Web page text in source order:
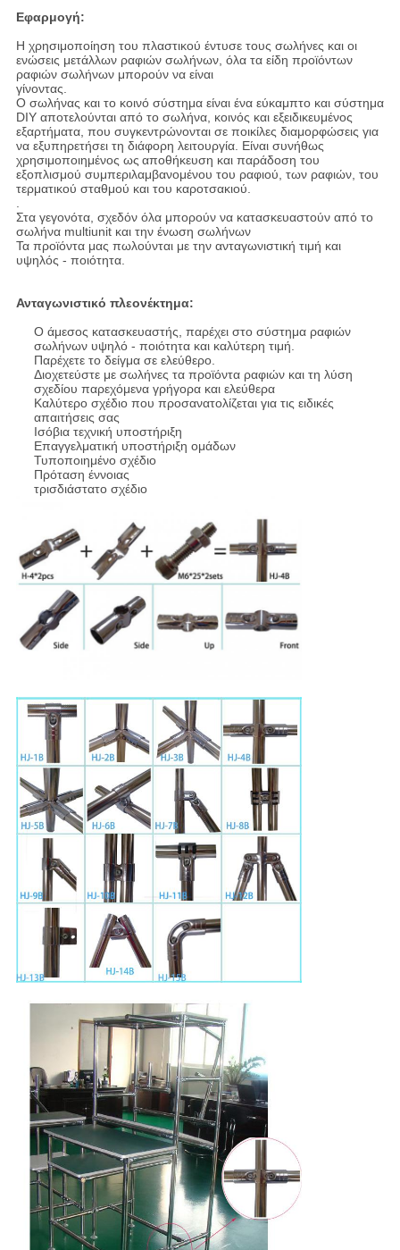
Εφαρμογή:
Η χρησιμοποίηση του πλαστικού έντυσε τους σωλήνες και οι
ενώσεις μετάλλων ραφιών σωλήνων, όλα τα είδη προϊόντων
ραφιών σωλήνων μπορούν να είναι
γίνοντας.
Ο σωλήνας και το κοινό σύστημα είναι ένα εύκαμπτο και σύστημα
DIY αποτελούνται από το σωλήνα, κοινός και εξειδικευμένος
εξαρτήματα, που συγκεντρώνονται σε ποικίλες διαμορφώσεις για
να εξυπηρετήσει τη διάφορη λειτουργία. Είναι συνήθως
χρησιμοποιημένος ως αποθήκευση και παράδοση του
εξοπλισμού συμπεριλαμβανομένου του ραφιού, των ραφιών, του
τερματικού σταθμού και του καροτσακιού.
.
Στα γεγονότα, σχεδόν όλα μπορούν να κατασκευαστούν από το
σωλήνα multiunit και την ένωση σωλήνων
Τα προϊόντα μας πωλούνται με την ανταγωνιστική τιμή και
υψηλός - ποιότητα.
Ανταγωνιστικό πλεονέκτημα:
Ο άμεσος κατασκευαστής, παρέχει στο σύστημα ραφιών
σωλήνων υψηλό - ποιότητα και καλύτερη τιμή.
Παρέχετε το δείγμα σε ελεύθερο.
Διοχετεύστε με σωλήνες τα προϊόντα ραφιών και τη λύση
σχεδίου παρεχόμενα γρήγορα και ελεύθερα
Καλύτερο σχέδιο που προσανατολίζεται για τις ειδικές
απαιτήσεις σας
Ισόβια τεχνική υποστήριξη
Επαγγελματική υποστήριξη ομάδων
Τυποποιημένο σχέδιο
Πρόταση έννοιας
τρισδιάστατο σχέδιο